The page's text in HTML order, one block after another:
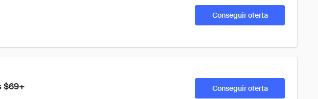
Conseguir oferta
$69+ Conseguir oferta